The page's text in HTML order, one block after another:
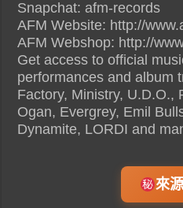
Snapchat: afm-records
AFM Website: http://
AFM Webshop: http://
Get access to official
performances and album
Factory, Ministry, U.D.O.,
Ogan, Evergrey, Emil
Dynamite, LORDI and
來